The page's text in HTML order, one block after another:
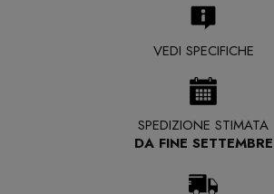
VEDI SPECIFICHE
SPEDIZIONE STIMATA
DA FINE SETTEMBRE